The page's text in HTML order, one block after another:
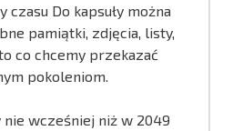
czasu Do kapsuły można
pamiątki, zdjęcia, listy,
co chcemy przekazać
pokoleniom.
nie wcześniej niż w 2049